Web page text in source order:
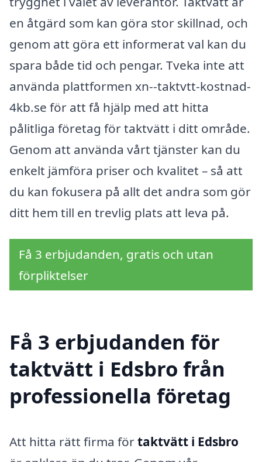
en åtgärd som kan göra stor skillnad, och
genom att göra ett informerat val kan du
spara både tid och pengar. Tveka inte att
använda plattformen xn--taktvtt-kostnad-
4kb.se för att få hjälp med att hitta
pålitliga företag för taktvätt i ditt område.
Genom att använda vårt tjänster kan du
enkelt jämföra priser och kvalitet – så att
du kan fokusera på allt det andra som gör
ditt hem till en trevlig plats att leva på.
Få 3 erbjudanden, gratis och utan
förpliktelser
Få 3 erbjudanden för
taktvätt i Edsbro från
professionella företag
Att hitta rätt firma förtaktvätt i Edsbro